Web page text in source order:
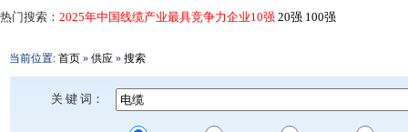
热门搜索： 2025年中国线缆产业最具竞争力企业10强 20强 100强
当前位置: 首页 » 供应 » 搜索
关 键 词：